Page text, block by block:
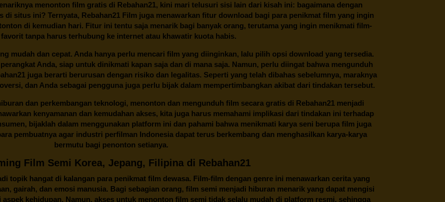
menonton film gratis di Rebahan21, kini mari telusuri sisi lain dari kisah ini: bagaimana dengan
situs ini? Ternyata, Rebahan21 Film juga menawarkan fitur download bagi para penikmat film yang ingin
di kemudian hari. Fitur ini tentu saja menarik bagi banyak orang, terutama yang ingin menikmati film-
tanpa harus terhubung ke internet atau khawatir kuota habis.
mudah dan cepat. Anda hanya perlu mencari film yang diinginkan, lalu pilih opsi download yang tersedia.
Anda, siap untuk dinikmati kapan saja dan di mana saja. Namun, perlu diingat bahwa mengunduh
juga berarti berurusan dengan risiko dan legalitas. Seperti yang telah dibahas sebelumnya, maraknya
dan Anda sebagai pengguna juga perlu bijak dalam mempertimbangkan akibat dari tindakan tersebut.
dan perkembangan teknologi, menonton dan mengunduh film secara gratis di Rebahan21 menjadi
kenyamanan dan kemudahan akses, kita juga harus memahami implikasi dari tindakan ini terhadap
bijaklah dalam menggunakan platform ini dan pahami bahwa menikmati karya seni berupa film juga
pembuatnya agar industri perfilman Indonesia dapat terus berkembang dan menghasilkan karya-karya
bermutu bagi penonton setianya.
Film Semi Korea, Jepang, Filipina di Rebahan21
topik hangat di kalangan para penikmat film dewasa. Film-film dengan genre ini menawarkan cerita yang
gairah, dan emosi manusia. Bagi sebagian orang, film semi menjadi hiburan menarik yang dapat mengisi
kehidupan. Namun, akses untuk menonton film semi tidak selalu mudah di platform resmi, sehingga